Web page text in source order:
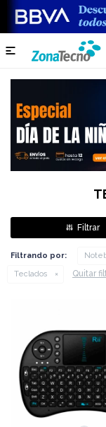

Filtrando por:
Teclados
Quitar